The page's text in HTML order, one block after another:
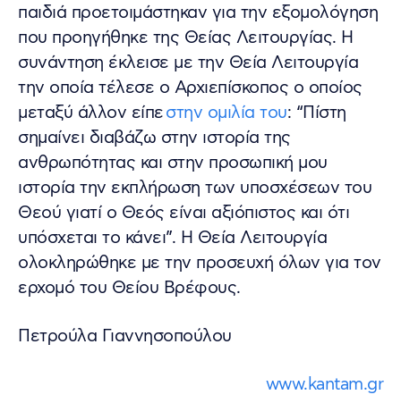
παιδιά προετοιμάστηκαν για την εξομολόγηση
που προηγήθηκε της Θείας Λειτουργίας. Η
συνάντηση έκλεισε με την Θεία Λειτουργία
την οποία τέλεσε ο Αρχιεπίσκοπος ο οποίος
μεταξύ άλλον είπεστην ομιλία του: “Πίστη
σημαίνει διαβάζω στην ιστορία της
ανθρωπότητας και στην προσωπική μου
ιστορία την εκπλήρωση των υποσχέσεων του
Θεού γιατί ο Θεός είναι αξιόπιστος και ότι
υπόσχεται το κάνει”. Η Θεία Λειτουργία
ολοκληρώθηκε με την προσευχή όλων για τον
ερχομό του Θείου Βρέφους.
Πετρούλα Γιαννησοπούλου
www.kantam.gr